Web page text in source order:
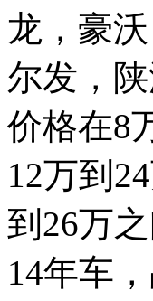
龙，豪
尔发，
价格在8
12万到
到26万
14年车